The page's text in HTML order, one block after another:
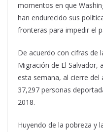
momentos en que
han endurecido sus
fronteras para impedir el
De acuerdo con cifras de
Migración de El Salvador,
esta semana, al cierre del
37,297 personas
2018.
Huyendo de la pobreza y